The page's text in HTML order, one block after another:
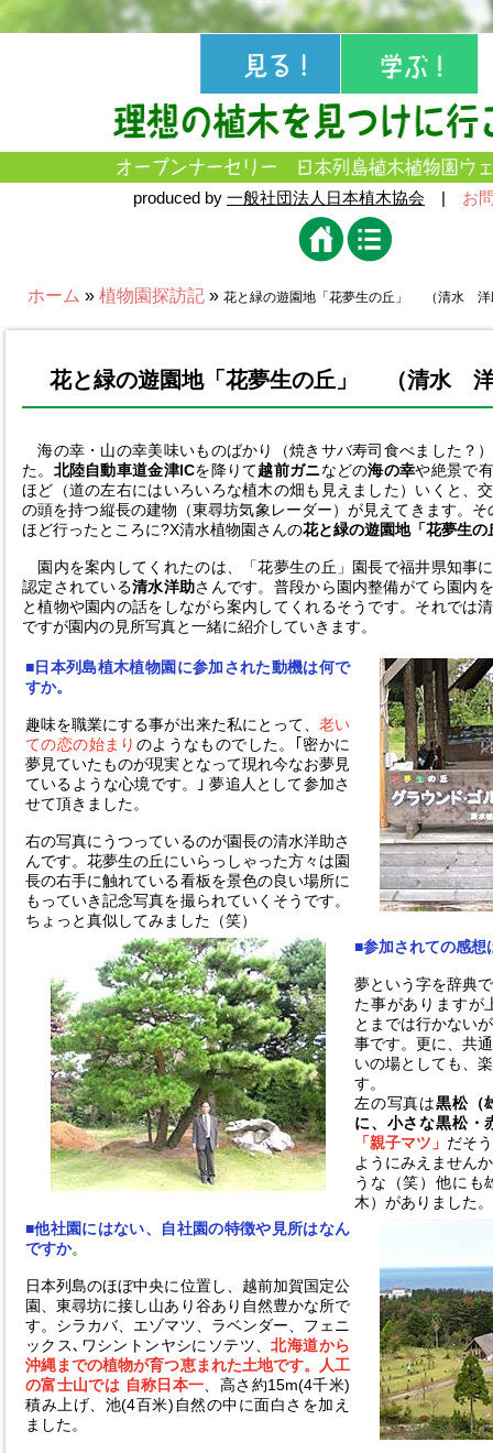
produced by 一般社団法人日本植木協会 | お
ホーム » 植物園探訪記 » 花と緑の遊園地「花夢生の丘」 （清水
花と緑の遊園地「花夢生の丘」 （清水
海の幸・山の幸美味いものばかり（焼きサバ寿司食べました？
た。 北陸自動車道金津ICを降りて越前ガニなどの海の幸や絶景で
ほど（道の左右にはいろいろな植木の畑も見えました）いくと、
の頭を持つ縦長の建物（東尋坊気象レーダー）が見えてきます。
ほど行ったところに?X清水植物園さんの花と緑の遊園地「花夢生の
園内を案内してくれたのは、「花夢生の丘」園長で福井県知事
認定されている清水洋助さんです。普段から園内整備がてら園内
と植物や園内の話をしながら案内してくれるそうです。それでは
ですが園内の見所写真と一緒に紹介していきます。
■日本列島植木植物園に参加された動機は何で
すか。
趣味を職業にする事が出来た私にとって、 老い
ての恋の始まり のようなものでした。｢密かに
夢見ていたものが現実となって現れ今なお夢見
ているような心境です。｣ 夢追人として参加さ
せて頂きました。
右の写真にうつっているのが園長の清水洋助さ
んです。花夢生の丘にいらっしゃった方々は園
長の右手に触れている看板を景色の良い場所に
もっていき記念写真を撮られていくそうです。
ちょっと真似してみました（笑）
■参加されての感想
夢という字を辞典
た事がありますが
とまでは行かないが
事です。更に、共
いの場としても、
す。
左の写真は黒松（
に、小さな黒松・
「親子マツ」 だそ
ようにみえません
うな（笑）他にも
木）がありました。
■他社園にはない、自社園の特徴や見所はなん
ですか。
日本列島のほぼ中央に位置し、越前加賀国定公
園、東尋坊に接し山あり谷あり自然豊かな所で
す。シラカバ、エゾマツ、ラベンダー、フェニ
ックス､ワシントンヤシにソテツ、北海道から
沖縄までの植物が育つ恵まれた土地です。人工
の富士山では 自称日本一 、高さ約15m(4千米)
積み上げ、池(4百米)自然の中に面白さを加え
ました。